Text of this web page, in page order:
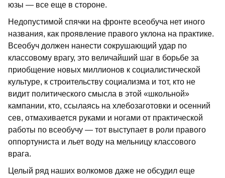
юзы — все еще в стороне.
Недопустимой спячки на фронте все­обуча нет иного
названия, как проявле­ние правого уклона на практике.
Все­обуч должен нанести сокрушающий удар по
классовому врагу, это величайший шаг в борьбе за
приобщение новых миллио­нов к социалистической
культуре, к стро­ительству социализма и тот, кто не
видит политического смысла в этой «школь­ной»
кампании, кто, ссылаясь на хлебо­заготовки и осенний
сев, отмахивается руками и ногами от практической
рабо­ты по всеобучу — тот выступает в роли правого
оппортуниста и льет воду на мельницу классового
врага.
Целый ряд наших волкомов даже не обсудил еще